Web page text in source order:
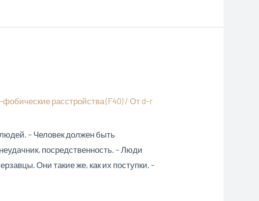
расстройства (F40) / Отd-r
– Человек должен быть
посредственность. – Люди
Они такие же, как их поступки. –